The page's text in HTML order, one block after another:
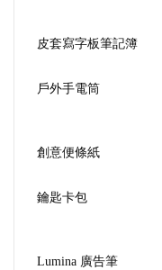
皮套寫字板筆記簿
戶外手電筒
創意便條紙
鑰匙卡包
Lumina 廣告筆